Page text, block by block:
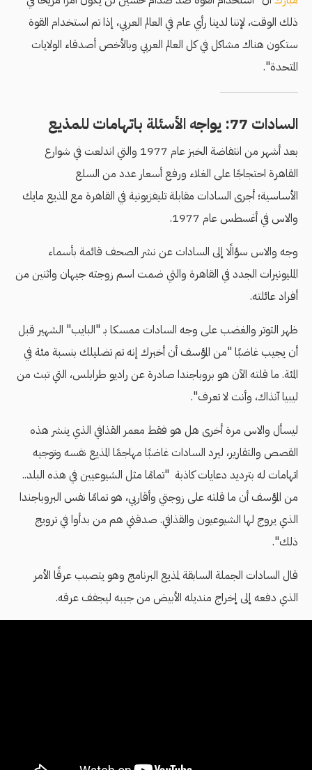
ذلك الوقت، لإننا لدينا رأي عام في العالم العربي، إذا تم استخدام القوة
ستكون هناك مشاكل في كل العالم العربي وبالأخص أصدقاء الولايات
المتحدة".
السادات 77: يواجه الأسئلة باتهامات للمذيع
بعد أشهر من انتفاضة الخبز عام 1977 والتي اندلعت في شوارع
القاهرة احتجاجًا على الغلاء ورفع أسعار عدد من السلع
الأساسية؛ أجرى السادات مقابلة تليفزيونية في القاهرة مع المذيع مايك
والاس في أغسطس عام 1977.
وجه والاس سؤالًا إلى السادات عن نشر الصحف قائمة بأسماء
المليونيرات الجدد في القاهرة والتي ضمت اسم زوجته جيهان واثنين من
أفراد عائلته.
ظهر التوتر والغضب على وجه السادات ممسكا بـ "البايب" الشهير قبل
أن يجيب غاضبًا "من المؤسف أن أخبرك إنه تم تضليلك بنسبة مئة في
المئة. ما قلته الآن هو بروباجندا صادرة عن راديو طرابلس، التي تبث من
ليبيا آنذاك، وأنت لا تعرف".
ليسأل والاس مرة أخرى هل هو فقط معمر القذافي الذي ينشر هذه
القصص والتقارير، ليرد السادات غاضبًا مهاجمًا المذيع نفسه وتوجيه
اتهامات له بترديد دعايات كاذبة "تمامًا مثل الشيوعيين في هذه البلد..
من المؤسف أن ما قلته على زوجتي وأقاربي، هو تمامًا نفس البروباجندا
الذي يروج لها الشيوعيون والقذافي. صدقني هم من بدأوا في ترويج
ذلك".
قال السادات الجملة السابقة لمذيع البرنامج وهو يتصبب عرقًا الأمر
الذي دفعه إلى إخراج منديله الأبيض من جيبه ليجفف عرقه.